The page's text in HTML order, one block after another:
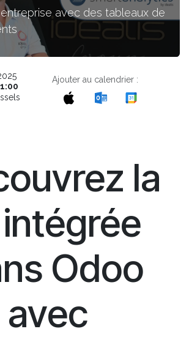
avec des tableaux de
Ajouter au calendrier :
la
intégrée
Odoo
avec